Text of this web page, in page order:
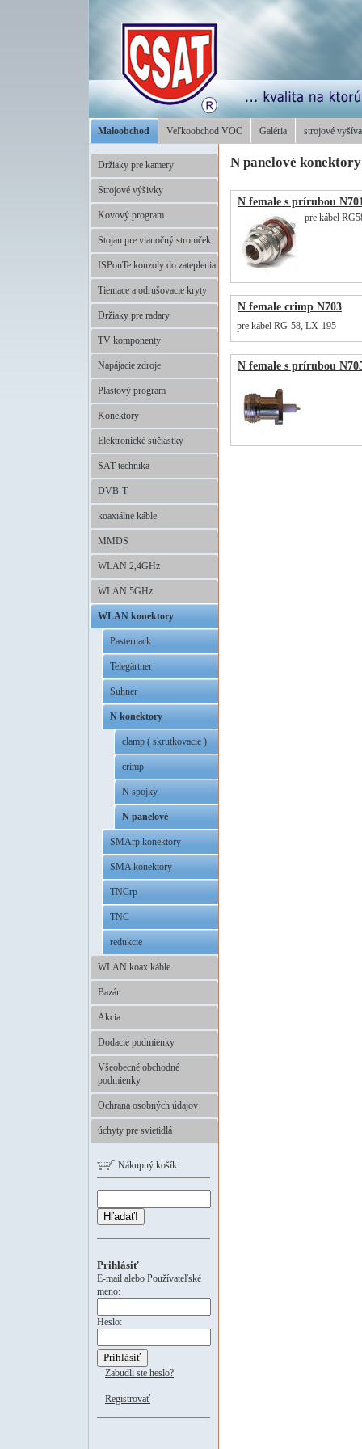
Maloobchod Veľkoobchod VOC Galéria strojové
Držiaky pre kamery
Strojové výšivky
Kovový program
Stojan pre vianočný stromček
ISPonTe konzoly do zateplenia
Tieniace a odrušovacie kryty
Držiaky pre radary
TV komponenty
Napájacie zdroje
Plastový program
Konektory
Elektronické súčiastky
SAT technika
DVB-T
koaxiálne káble
MMDS
WLAN 2,4GHz
WLAN 5GHz
WLAN konektory
Pasternack
Telegärtner
Suhner
N konektory
clamp ( skrutkovacie )
crimp
N spojky
N panelové
SMArp konektory
SMA konektory
TNCrp
TNC
redukcie
WLAN koax káble
Bazár
Akcia
Dodacie podmienky
Všeobecné obchodné
podmienky
Ochrana osobných údajov
úchyty pre svietidlá
Nákupný košík
Hľadať!
Prihlásiť
E-mail alebo Používateľské
meno:
Heslo:
Zabudli ste heslo?
Registrovať
N panelové konektory
N female s prírubou
pre kábel
N female crimp N703
pre kábel RG-58, LX-195
N female s prírubou